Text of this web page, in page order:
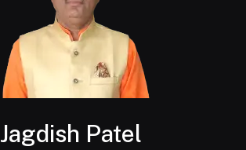
Jagdish Patel